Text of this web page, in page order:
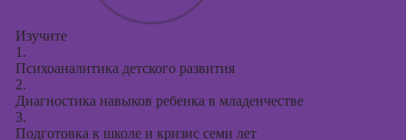
Изучите
1.
Психоаналитика детского развития
2.
Диагностика навыков ребенка в младенчестве
3.
Подготовка к школе и кризис семи лет